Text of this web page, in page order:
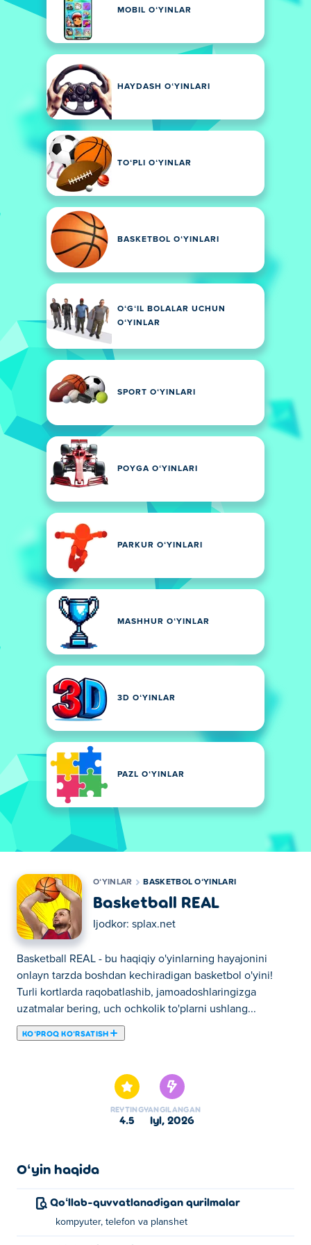
MOBIL OʻYINLAR
HAYDASH OʻYINLARI
TOʻPLI OʻYINLAR
BASKETBOL OʻYINLARI
OʻGʻIL BOLALAR UCHUN
OʻYINLAR
SPORT OʻYINLARI
POYGA OʻYINLARI
PARKUR OʻYINLARI
MASHHUR OʻYINLAR
3D OʻYINLAR
PAZL OʻYINLAR
OʻYINLAR BASKETBOL OʻYINLARI
Basketball REAL
Ijodkor: splax.net
Basketball REAL - bu haqiqiy o'yinlarning hayajonini
onlayn tarzda boshdan kechiradigan basketbol o'yini!
Turli kortlarda raqobatlashib, jamoadoshlaringizga
uzatmalar bering, uch ochkolik to'plarni ushlang...
KOʻPROQ KOʻRSATISH
Turli kortlarda raqobatlashib, jamoadoshlaringizga
uzatmalar bering, uch ochkolik to'plarni ushlang va kuchli
danklarni tashlang. O'yinchingizni mashq qiling,
mahoratingizni oshiring va har bir o'yinda ustunlik qiling!
Basketbolni REALda qanday o'ynash mumkin?
Tanlov qilish uchun bosing yoki teging. Ijro etish uchun
REYTING
4.5
YANGILANGAN
iyl, 2026
Oʻyin haqida
Qoʻllab-quvvatlanadigan qurilmalar
kompyuter, telefon va planshet